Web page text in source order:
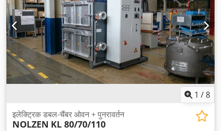
1 /8
इलेक्ट्रिक डबल-चैंबर ओवन + पुनरावर्तन
NOLZEN KL 80/70/110